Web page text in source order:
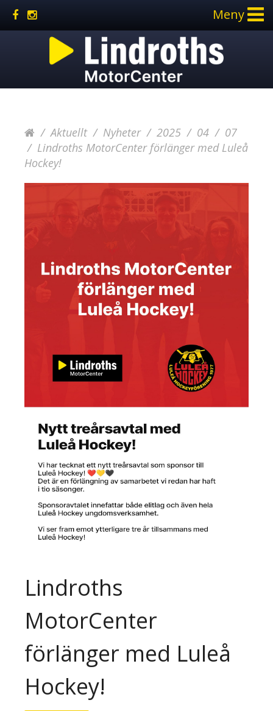
Meny
Aktuellt Nyheter 2025 04
07
Lindroths MotorCenter förlänger med Luleå
Hockey!
Lindroths
MotorCenter
förlänger med Luleå
Hockey!